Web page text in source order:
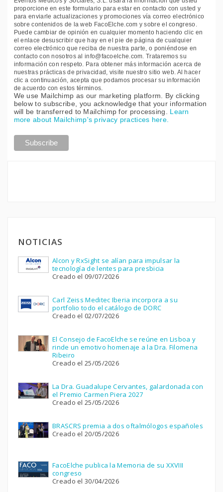
proporcione en este formulario para estar en contacto con usted y
para enviarle actualizaciones y promociones vía correo electrónico
sobre contenidos de la web FacoElche.com y sobre el congreso.
Puede cambiar de opinión en cualquier momento haciendo clic en
el enlace desuscribir que hay en el pie de página de cualquier
correo electrónico que reciba de nuestra parte, o poniéndose en
contacto con nosotros al info@facoelche.com. Trataremos su
información con respeto. Para obtener más información acerca de
nuestras prácticas de privacidad, visite nuestro sitio web. Al hacer
clic a continuación, acepta que podamos procesar su información
de acuerdo con estos términos.
We use Mailchimp as our marketing platform. By clicking
below to subscribe, you acknowledge that your information
will be transferred to Mailchimp for processing. Learn
more about Mailchimp's privacy practices here.
NOTICIAS
Alcon y RxSight se alían para impulsar la
tecnología de lentes para presbicia
Creado el 09/07/2026
Carl Zeiss Meditec Iberia incorpora a su
portfolio todo el catálogo de DORC
Creado el 02/07/2026
El Consejo de FacoElche se reúne en Lisboa y
rinde un emotivo homenaje a la Dra. Filomena
Ribeiro
Creado el 25/05/2026
La Dra. Guadalupe Cervantes, galardonada con
el Premio Carmen Piera 2027
Creado el 25/05/2026
BRASCRS premia a dos oftalmólogos españoles
Creado el 20/05/2026
FacoElche publica la Memoria de su XXVIII
congreso
Creado el 30/04/2026